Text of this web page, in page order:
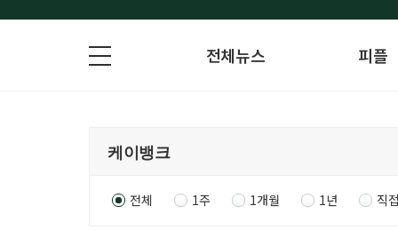
전체뉴스 피플
전체 1주 1개월 1년 직